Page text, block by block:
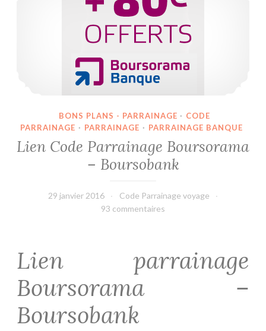
BONS PLANS - PARRAINAGE · CODE
PARRAINAGE · PARRAINAGE · PARRAINAGE BANQUE
Lien Code Parrainage Boursorama
– Boursobank
29 janvier 2016
Code Parrainage voyage
93 commentaires
Lien parrainage
Boursorama –
Boursobank